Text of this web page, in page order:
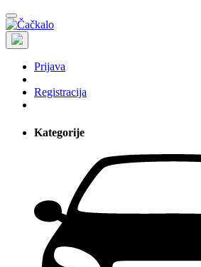
Prijava
Registracija
Kategorije